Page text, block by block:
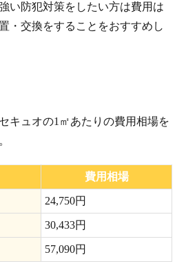
い防犯対策をしたい方は費用は
・交換をすることをおすすめし
キュオの1㎡あたりの費用相場を
費用相場
24,750円
30,433円
57,090円